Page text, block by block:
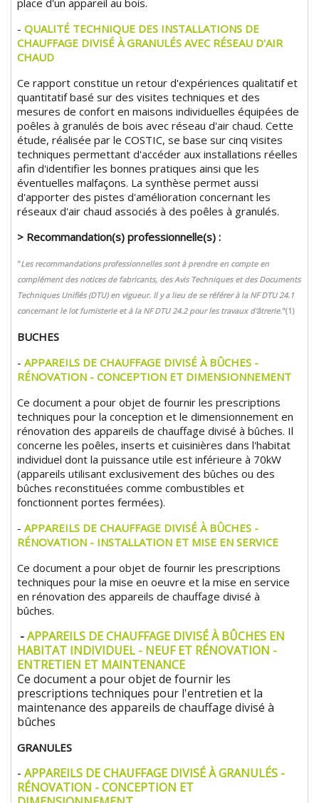
-QUALITÉ TECHNIQUE DES INSTALLATIONS DE
CHAUFFAGE DIVISÉ À GRANULÉS AVEC RÉSEAU D'AIR
CHAUD
Ce rapport constitue un retour d'expériences qualitatif et
quantitatif basé sur des visites techniques et des
mesures de confort en maisons individuelles équipées de
poêles à granulés de bois avec réseau d'air chaud. Cette
étude, réalisée par le COSTIC, se base sur cinq visites
techniques permettant d'accéder aux installations réelles
afin d'identifier les bonnes pratiques ainsi que les
éventuelles malfaçons. La synthèse permet aussi
d'apporter des pistes d'amélioration concernant les
réseaux d'air chaud associés à des poêles à granulés.
> Recommandation(s) professionnelle(s) :
"Les recommandations professionnelles sont à prendre en compte en
complément des notices de fabricants, des Avis Techniques et des Documents
Techniques Unifiés (DTU) en vigueur. Il y a lieu de se référer à la NF DTU 24.1
concernant le lot fumisterie et à la NF DTU 24.2 pour les travaux d'âtrerie."(1)
BUCHES
-APPAREILS DE CHAUFFAGE DIVISÉ À BÛCHES -
RÉNOVATION - CONCEPTION ET DIMENSIONNEMENT
Ce document a pour objet de fournir les prescriptions
techniques pour la conception et le dimensionnement en
rénovation des appareils de chauffage divisé à bûches. Il
concerne les poêles, inserts et cuisinières dans l'habitat
individuel dont la puissance utile est inférieure à 70kW
(appareils utilisant exclusivement des bûches ou des
bûches reconstituées comme combustibles et
fonctionnent portes fermées).
-APPAREILS DE CHAUFFAGE DIVISÉ À BÛCHES -
RÉNOVATION - INSTALLATION ET MISE EN SERVICE
Ce document a pour objet de fournir les prescriptions
techniques pour la mise en oeuvre et la mise en service
en rénovation des appareils de chauffage divisé à
bûches.
-APPAREILS DE CHAUFFAGE DIVISÉ À BÛCHES EN
HABITAT INDIVIDUEL - NEUF ET RÉNOVATION -
ENTRETIEN ET MAINTENANCE
Ce document a pour objet de fournir les
prescriptions techniques pour l'entretien et la
maintenance des appareils de chauffage divisé à
bûches
GRANULES
-APPAREILS DE CHAUFFAGE DIVISÉ À GRANULÉS -
RÉNOVATION - CONCEPTION ET